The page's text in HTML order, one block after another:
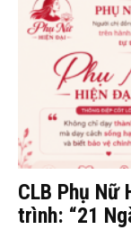
CLB Phụ Nữ
trình: “21